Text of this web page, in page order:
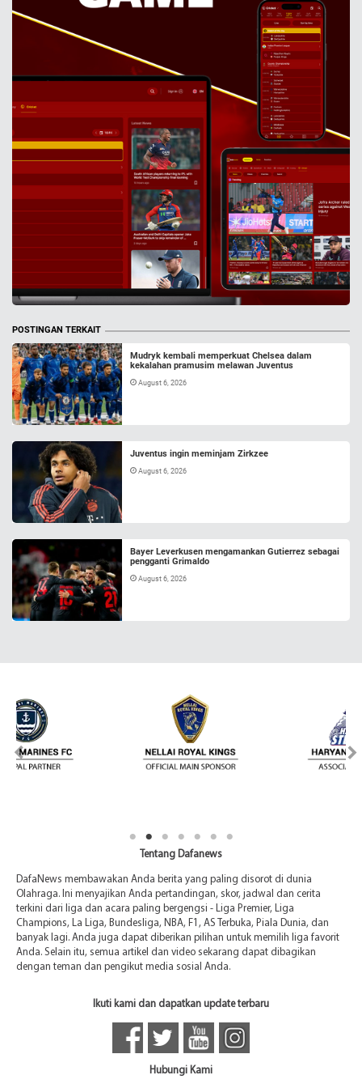
POSTINGAN TERKAIT
Mudryk kembali memperkuat Chelsea dalam
kekalahan pramusim melawan Juventus
August 6, 2026
Juventus ingin meminjam Zirkzee
August 6, 2026
Bayer Leverkusen mengamankan Gutierrez sebagai
pengganti Grimaldo
August 6, 2026
Tentang Dafanews
DafaNews membawakan Anda berita yang paling disorot di dunia
Olahraga. Ini menyajikan Anda pertandingan, skor, jadwal dan cerita
terkini dari liga dan acara paling bergengsi - Liga Premier, Liga
Champions, La Liga, Bundesliga, NBA, F1, AS Terbuka, Piala Dunia, dan
banyak lagi. Anda juga dapat diberikan pilihan untuk memilih liga favorit
Anda. Selain itu, semua artikel dan video sekarang dapat dibagikan
dengan teman dan pengikut media sosial Anda.
Ikuti kami dan dapatkan update terbaru
Hubungi Kami